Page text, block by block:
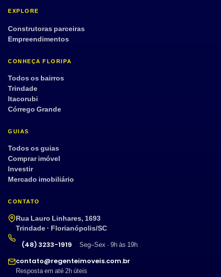
EXPLORE
Construtoras parceiras
Empreendimentos
CONHEÇA FLORIPA
Todos os bairros
Trindade
Itacorubi
Córrego Grande
GUIAS
Todos os guias
Comprar imóvel
Investir
Mercado imobiliário
CONTATO
Rua Lauro Linhares, 1693
Trindade · Florianópolis/SC
(48) 3233-1919
Seg–Sex · 9h às 19h
contato@regenteimoveis.com.br
Resposta em até 2h úteis